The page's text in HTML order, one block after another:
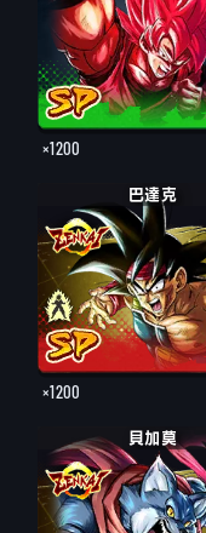
×1200
巴達克
巴達克
×1200
貝加莫